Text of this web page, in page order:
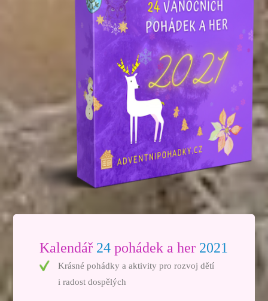
Kalendář 24 pohádek a her2021
Krásné pohádky a aktivity pro rozvoj dětí
i radost dospělých